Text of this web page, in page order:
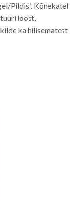
Pildis“. Kõnekatel
loost,
ka hilisematest